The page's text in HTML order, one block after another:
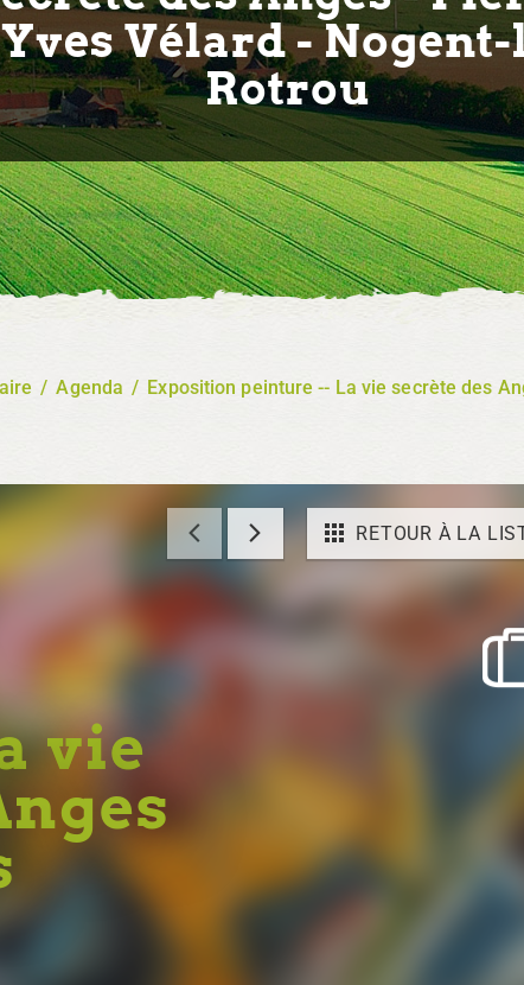
Yves Vélard -
Rotrou
/ Agenda / Exposition peinture -- La vie secrète des
RETOUR À LA
vie